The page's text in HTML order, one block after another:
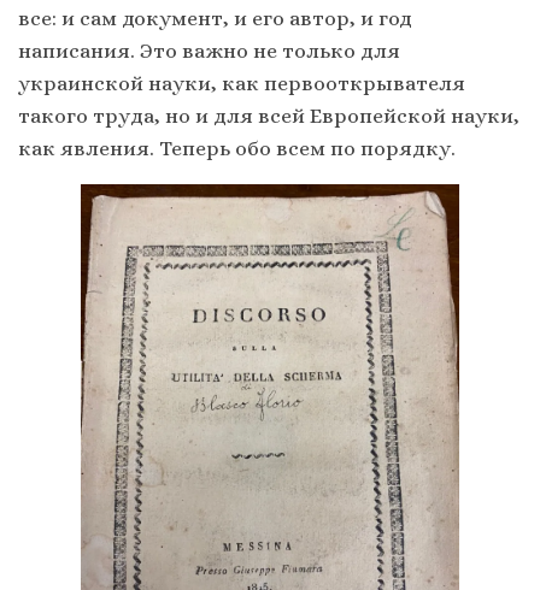
все: и сам документ, и его автор, и год
написания. Это важно не только для
украинской науки, как первооткрывателя
такого труда, но и для всей Европейской науки,
как явления. Теперь обо всем по порядку.